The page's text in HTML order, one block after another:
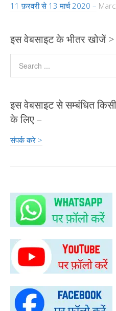
11 फ़रवरी से 13 मार्च 2020 –
इस वेबसाइट के भीतर खोजें >
इस वेबसाइट से सम्बंधित
के लिए –
संपर्क करे >